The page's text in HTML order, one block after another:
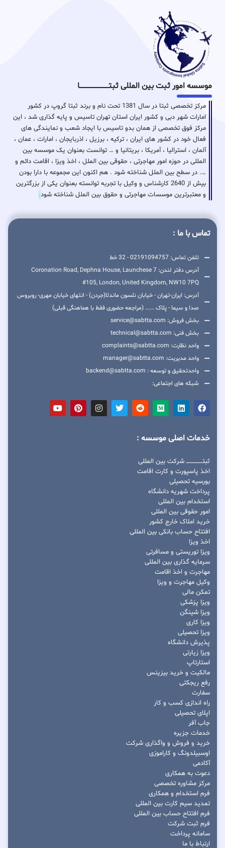
موسسه امور ثبت بین المللی ثبتـــــــــــــــــــــــــــــا
مرکز تخصصی ثبتا در سال 1381 تحت نام و برند ثبتا گروپ در کشور
امارات شهر دبی و کشور ایران استان تهران تاسیس و پایه گذاری شد ، این
مرکز فوق تخصصی از همان بدو تاسیس با ایجاد شعب و نمایندگی های
فعال خود در کشور های ایران ، ترکیه ، برزیل ، اذربایجان ، امارات ، عمان ،
آلمان ، استرالیا ، آمریکا ، بریتانیا و … توانست بعنوان یک موسسه بین
المللی در حوزه امور مهاجرتی ، حقوقی بین الملل ، اخذ ویزا ، اقامت دائم و
…. در سطح بین الملل شناخته شود . هم اکنون این مجموعه با دارا بودن
بیش از 2640 کارشناس و وکیل با تجربه توانسته بعنوان یکی از بزرگترین
و معتبرترین موسسات مهاجرتی و حقوق بین الملل شناخته شود.
تماس با ما :
تلفن تماس: 02191094757 - 32 خط
آدرس دفتر لندن: 7 Coronation Road, Dephna House, Launchese
#105, London, United Kingdom, NW10 7PQ
آدرس: ایران-تهران - خیابان نلسون ماندلا(جردن) - انتهای خیابان مهری- روبروس
صدا و سیما - پلاک ...... (مراجعه حضوری فقط با هماهنگی قبلی)
بخش فروش: service@sabtta.com
بخش فنی: technical@sabtta.com
واحد نظارت: complaints@sabtta.com
واحد مدیریت: manager@sabtta.com
واحدتحقیق و توسعه : backend@sabtta.com
شبکه های اجتماعی:
خدمات اصلی موسسه :
ثبتــــــــــــــــ شرکت بین المللی
اخذ پاسپورت و کارت اقامت
بورسیه تحصیلی
پرداخت شهریه دانشگاه
استخدام بین المللی
امور حقوقی بین المللی
خرید املاک خارج کشور
افتتاح حساب بانکی بین المللی
اخذ ویزا
ویزا توریستی و مسافرتی
سرمایه گذاری بین المللی
مهاجرت و اخذ اقامت
وکیل مهاجرت و ویزا
تمکن مالی
ویزا پزشکی
ویزا شینگن
ویزا کاری
ویزا تحصیلی
پذیرش دانشگاه
ویزا زیارتی
استارتاپ
مالکیت و خرید بیزینس
رفع ریجکتی
سفارت
راه اندازی کسب و کار
اپلای تحصیلی
جاب آفر
خدمات جزیره
خرید و فروش و واگذاری شرکت
اوسبیلدونگ و کاراموزی
آکادمی
دعوت به همکاری
مرکز مشاوره تخصصی
فرم استخدام و همکاری
تمدید سیم کارت بین المللی
فرم افتتاح حساب بین المللی
فرم ثبت شرکت
سامانه پرداخت
ارتباط با ما